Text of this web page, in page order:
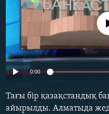
АРНАЙЫ ЖОБАЛАР
Русский
ЖАЗЫЛЫҢЫЗ
Басқа тілдерде
No media
0:00
Тағы бір қазақстандық
айырылды. Алматыда